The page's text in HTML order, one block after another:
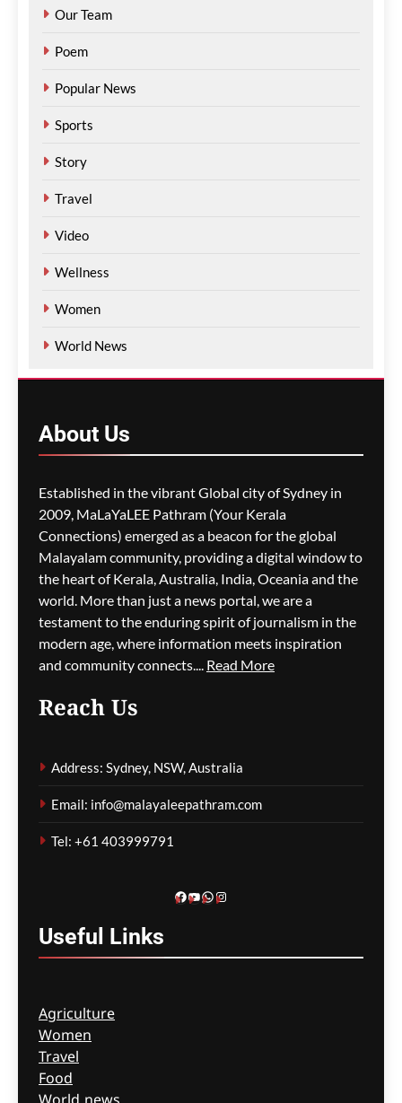
Our Team
Poem
Popular News
Sports
Story
Travel
Video
Wellness
Women
World News
About Us
Established in the vibrant Global city of Sydney in
2009, MaLaYaLEE Pathram (Your Kerala
Connections) emerged as a beacon for the global
Malayalam community, providing a digital window to
the heart of Kerala, Australia, India, Oceania and the
world. More than just a news portal, we are a
testament to the enduring spirit of journalism in the
modern age, where information meets inspiration
and community connects.... Read More
Reach Us
Address: Sydney, NSW, Australia
Email: info@malayaleepathram.com
Tel: +61 403999791
Facebook
YouTube
WhatsApp
Instagram
Useful Links
Agriculture
Women
Travel
Food